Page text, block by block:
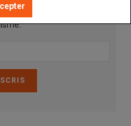
Cela permet d’abattre 98% des
en utilisent
?
toutes les actualités 100%